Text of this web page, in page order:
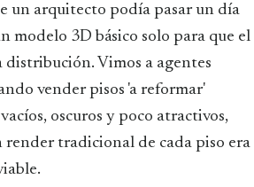
un arquitecto podía pasar un día
modelo 3D básico solo para que el
Vimos a agentes
vender pisos 'a reformar'
oscuros y poco atractivos,
tradicional de cada piso era